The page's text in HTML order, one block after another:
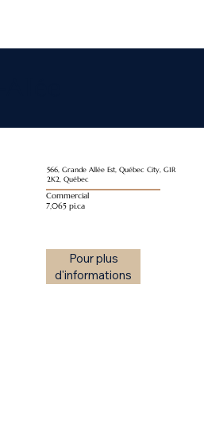
566, Grande Allée Est, Québec City, G1R
2K2, Québec
Commercial
7,065 pi.ca
Pour plus
d'informations